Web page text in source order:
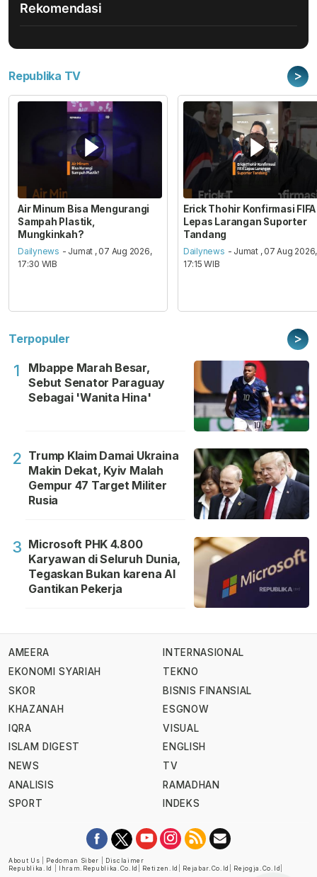
Rekomendasi
Republika TV >
Air Minum Bisa Mengurangi
Sampah Plastik,
Mungkinkah?
Dailynews - Jumat , 07 Aug 2026,
17:30 WIB
Erick Thohir Konfirmasi FIFA
Lepas Larangan Suporter
Tandang
Dailynews - Jumat , 07 Aug 2026,
17:15 WIB
Terpopuler >
1
Mbappe Marah Besar,
Sebut Senator Paraguay
Sebagai 'Wanita Hina'
2 Trump Klaim Damai Ukraina
Makin Dekat, Kyiv Malah
Gempur 47 Target Militer
Rusia
3 Microsoft PHK 4.800
Karyawan di Seluruh Dunia,
Tegaskan Bukan karena AI
Gantikan Pekerja
AMEERA
EKONOMI SYARIAH
SKOR
KHAZANAH
IQRA
ISLAM DIGEST
NEWS
ANALISIS
SPORT
INTERNASIONAL
TEKNO
BISNIS FINANSIAL
ESGNOW
VISUAL
ENGLISH
TV
RAMADHAN
INDEKS
About Us Pedoman Siber
Disclaimer
Republika.id
Ihram.republika.co.id Retizen.id Rejabar.co.id Rejogja.co.id